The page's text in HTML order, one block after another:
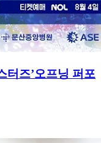
터즈’오프닝 퍼포